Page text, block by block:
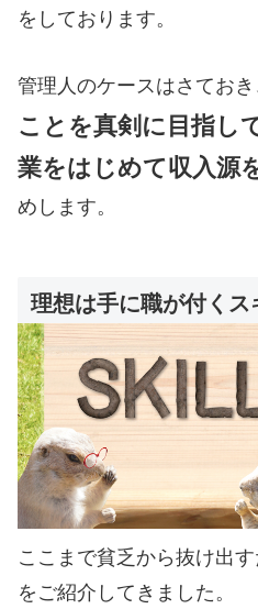
をしております。
管理人のケースはさておき
ことを真剣に目指し
業をはじめて収入源
めします。
理想は手に職が付くス
ここまで貧乏から抜け出
をご紹介してきました。